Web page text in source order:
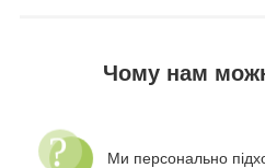
Чому нам
Ми персонально